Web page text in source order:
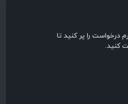
درخواست را پر کنید تا
کنید.